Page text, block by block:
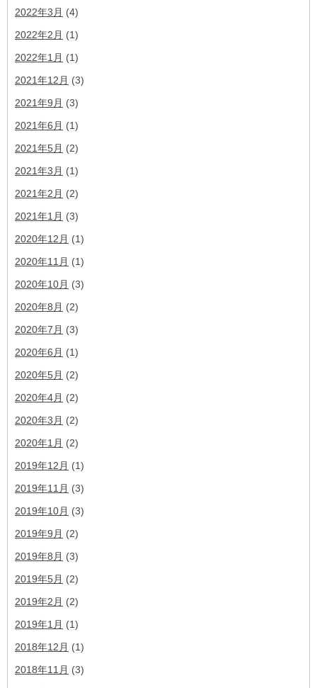
2022年3月 (4)
2022年2月 (1)
2022年1月 (1)
2021年12月 (3)
2021年9月 (3)
2021年6月 (1)
2021年5月 (2)
2021年3月 (1)
2021年2月 (2)
2021年1月 (3)
2020年12月 (1)
2020年11月 (1)
2020年10月 (3)
2020年8月 (2)
2020年7月 (3)
2020年6月 (1)
2020年5月 (2)
2020年4月 (2)
2020年3月 (2)
2020年1月 (2)
2019年12月 (1)
2019年11月 (3)
2019年10月 (3)
2019年9月 (2)
2019年8月 (3)
2019年5月 (2)
2019年2月 (2)
2019年1月 (1)
2018年12月 (1)
2018年11月 (3)